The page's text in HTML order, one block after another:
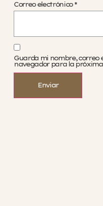
Correo electrónico *
Guarda mi nombre, correo
navegador para la